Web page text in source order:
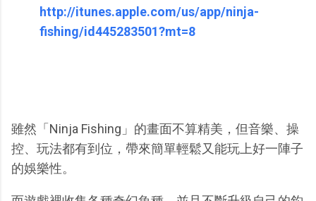
http://itunes.apple.com/us/app/ninja-
fishing/id445283501?mt=8
雖然「Ninja Fishing」的畫面不算精美，但音樂、操
控、玩法都有到位，帶來簡單輕鬆又能玩上好一陣子
的娛樂性。